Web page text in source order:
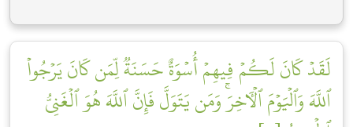
لَقَدۡ كَانَ لَكُمۡ فِيهِمۡ أُسۡوَةٌ حَسَنَةٞ لِّمَن كَانَ يَرۡجُواْ
ٱللَّهَ وَٱلۡيَوۡمَ ٱلۡأٓخِرَۚ وَمَن يَتَوَلَّ فَإِنَّ ٱللَّهَ هُوَ ٱلۡغَنِيُّ